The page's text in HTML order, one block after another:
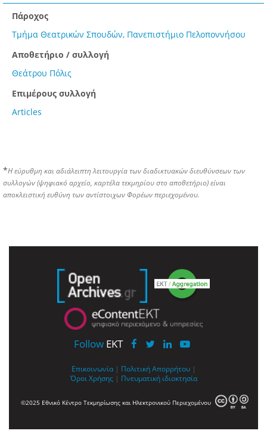
Πάροχος
Τμήμα Θεατρικών Σπουδών, Πανεπιστήμιο Πελοποννήσου
Αποθετήριο / συλλογή
Θεάτρου Πόλις
Επιμέρους συλλογή
Articles
*Η εύρυθμη και αδιάλειπτη λειτουργία των διαδικτυακών διευθύνσεων των
συλλογών (ψηφιακό αρχείο, καρτέλα τεκμηρίου στο αποθετήριο) είναι
αποκλειστική ευθύνη των αντίστοιχων Φορέων περιεχομένου.
Follow EKT
Επικοινωνία | Πολιτική Απορρήτου |
Όροι Χρήσης | Πνευματική ιδιοκτησία
©2025 Εθνικό Κέντρο Τεκμηρίωσης και Ηλεκτρονικού Περιεχομένου